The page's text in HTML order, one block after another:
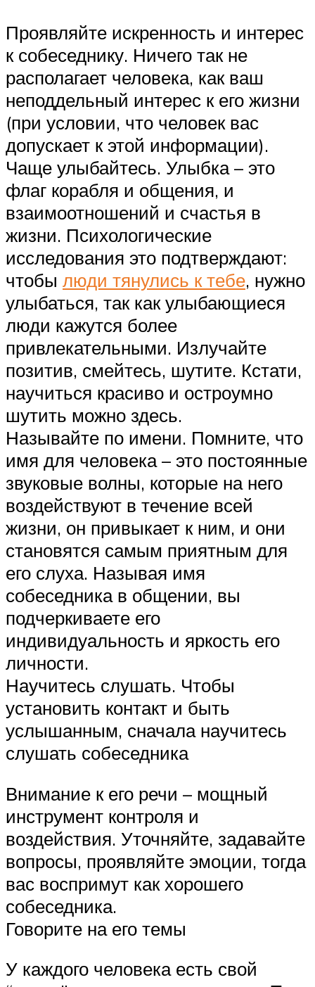
Проявляйте искренность и интерес
к собеседнику. Ничего так не
располагает человека, как ваш
неподдельный интерес к его жизни
(при условии, что человек вас
допускает к этой информации).
Чаще улыбайтесь. Улыбка – это
флаг корабля и общения, и
взаимоотношений и счастья в
жизни. Психологические
исследования это подтверждают:
чтобы люди тянулись к тебе, нужно
улыбаться, так как улыбающиеся
люди кажутся более
привлекательными. Излучайте
позитив, смейтесь, шутите. Кстати,
научиться красиво и остроумно
шутить можно здесь.
Называйте по имени. Помните, что
имя для человека – это постоянные
звуковые волны, которые на него
воздействуют в течение всей
жизни, он привыкает к ним, и они
становятся самым приятным для
его слуха. Называя имя
собеседника в общении, вы
подчеркиваете его
индивидуальность и яркость его
личности.
Научитесь слушать. Чтобы
установить контакт и быть
услышанным, сначала научитесь
слушать собеседника
Внимание к его речи – мощный
инструмент контроля и
воздействия. Уточняйте, задавайте
вопросы, проявляйте эмоции, тогда
вас воспримут как хорошего
собеседника.
Говорите на его темы
У каждого человека есть свой